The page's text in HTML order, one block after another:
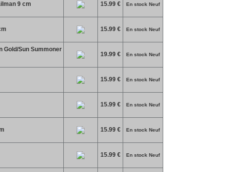
9 cm 15.99 € En stock Neuf
15.99 € En stock Neuf
Gold/Sun Summoner
19.99 € En stock Neuf
15.99 € En stock Neuf
15.99 € En stock Neuf
15.99 € En stock Neuf
15.99 € En stock Neuf